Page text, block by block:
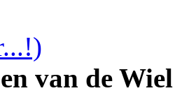
van de Wiel